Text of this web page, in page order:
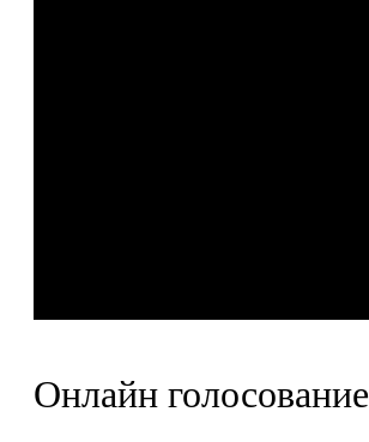
Онлайн голосование